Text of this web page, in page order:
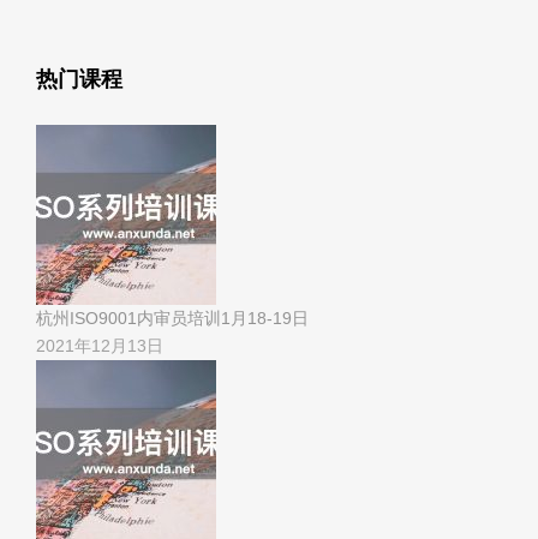
热门课程
杭州ISO9001内审员培训1月18-19日
2021年12月13日